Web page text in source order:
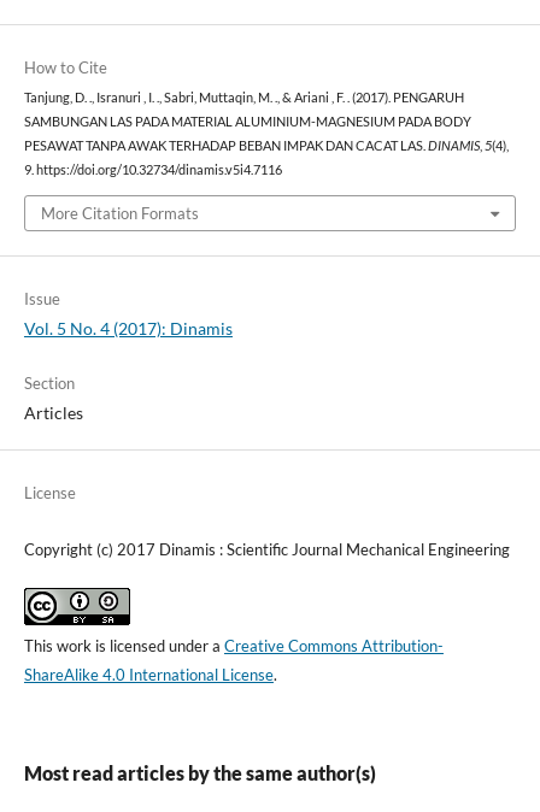
How to Cite
Tanjung, D. ., Isranuri , I. ., Sabri, Muttaqin, M. ., & Ariani , F. . (2017). PENGARUH
SAMBUNGAN LAS PADA MATERIAL ALUMINIUM-MAGNESIUM PADA BODY
PESAWAT TANPA AWAK TERHADAP BEBAN IMPAK DAN CACAT LAS. DINAMIS, 5(4),
9. https://doi.org/10.32734/dinamis.v5i4.7116
More Citation Formats
Issue
Vol. 5 No. 4 (2017): Dinamis
Section
Articles
License
Copyright (c) 2017 Dinamis : Scientific Journal Mechanical Engineering
This work is licensed under a Creative Commons Attribution-
ShareAlike 4.0 International License.
Most read articles by the same author(s)